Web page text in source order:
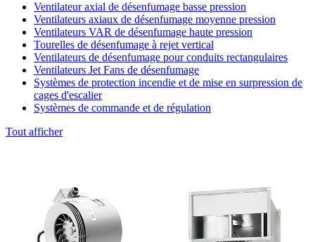
Ventilateur axial de désenfumage basse pression
Ventilateurs axiaux de désenfumage moyenne pression
Ventilateurs VAR de désenfumage haute pression
Tourelles de désenfumage à rejet vertical
Ventilateurs de désenfumage pour conduits rectangulaires
Ventilateurs Jet Fans de désenfumage
Systèmes de protection incendie et de mise en surpression de
cages d'escalier
Systèmes de commande et de régulation
Tout afficher